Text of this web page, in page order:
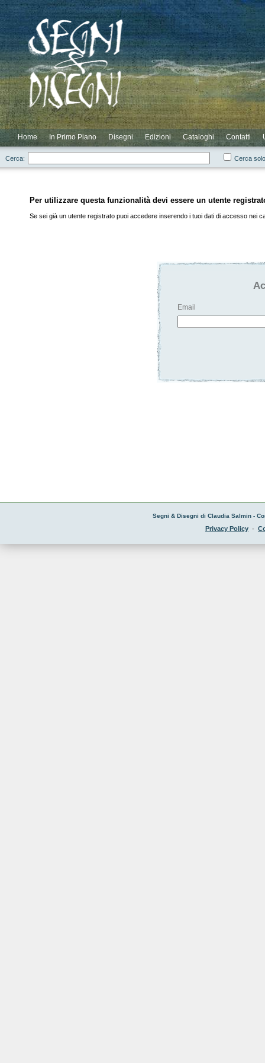
Home In Primo Piano Disegni Edizioni Cataloghi Contatti
Novità
Scontati
Elenco Completo
Elenco Autori
Elenco Cataloghi
Elenco Residui
Login
Registrazione
Cerca: Cerca
Per utilizzare questa funzionalità devi essere un utente
Se sei già un utente registrato puoi accedere inserendo i tuoi dati di accesso nei
Email
Segni & Disegni di Claudia Salmin -
Privacy Policy -